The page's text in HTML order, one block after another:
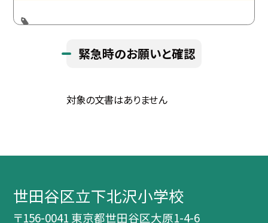
緊急時のお願いと確認
対象の文書はありません
世田谷区立下北沢小学校
〒156-0041 東京都世田谷区大原1-4-6